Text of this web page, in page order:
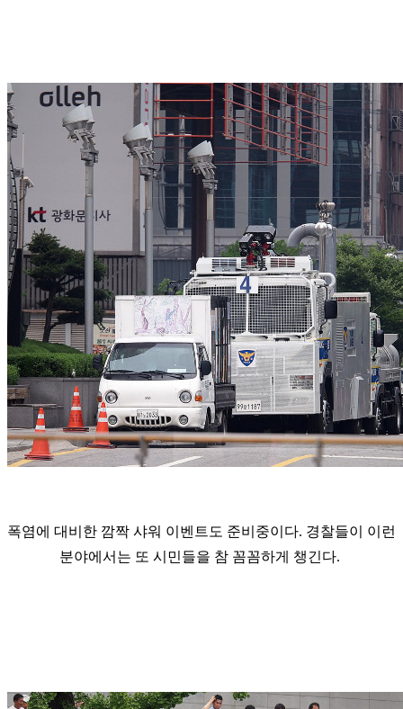
폭염에 대비한 깜짝 샤워 이벤트도 준비중이다. 경찰들이 이런
분야에서는 또 시민들을 참 꼼꼼하게 챙긴다.